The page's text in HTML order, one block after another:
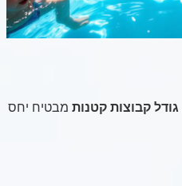
גודל קבוצות קטנות מבטיח יחס